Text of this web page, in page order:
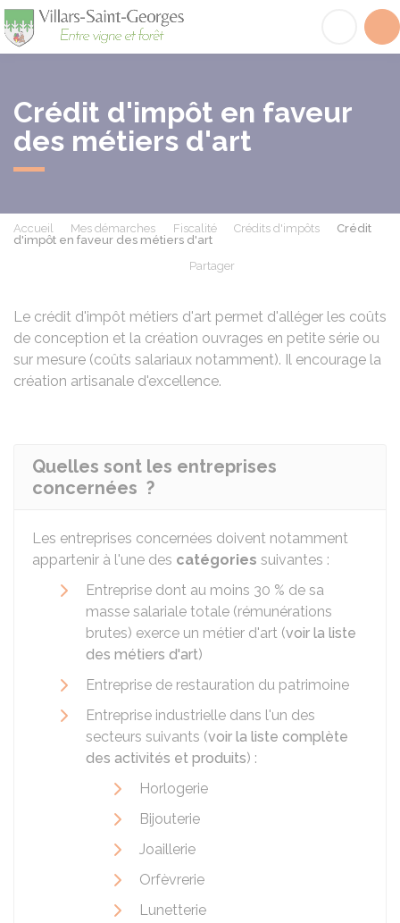
Crédit d'impôt en faveur
des métiers d'art
Accueil Mes démarches Fiscalité Crédits d'impôts
Crédit
d'impôt en faveur des métiers d'art
Partager
Le crédit d'impôt métiers d'art permet d'alléger les coûts
de conception et la création ouvrages en petite série ou
sur mesure (coûts salariaux notamment). Il encourage la
création artisanale d'excellence.
Quelles sont les entreprises
concernées ?
Les entreprises concernées doivent notamment
appartenir à l'une des catégories suivantes :
Entreprise dont au moins 30 % de sa
masse salariale totale (rémunérations
brutes) exerce un métier d'art (voir la liste
des métiers d'art)
Entreprise de restauration du patrimoine
Entreprise industrielle dans l'un des
secteurs suivants (voir la liste complète
des activités et produits) :
Horlogerie
Bijouterie
Joaillerie
Orfèvrerie
Lunetterie